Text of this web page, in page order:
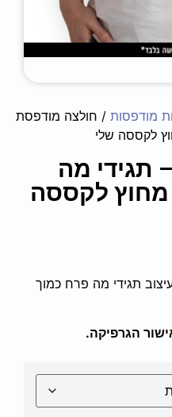
מודפסות / חולצה מודפסת
לקססה שלי
תגידי מה
מחוץ לקססה
תגידי מה פרח כמוך